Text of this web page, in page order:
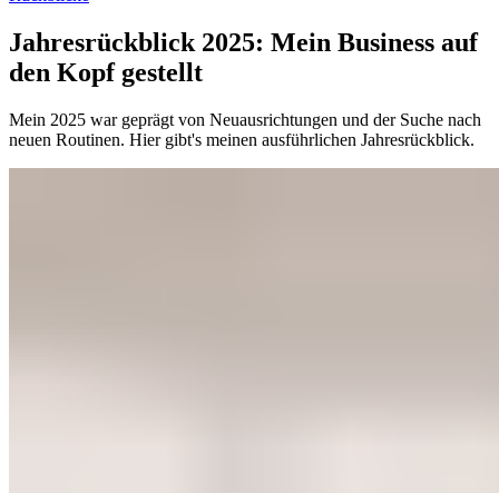
Jahresrückblick 2025: Mein Business auf
den Kopf gestellt
Mein 2025 war geprägt von Neuausrichtungen und der Suche nach
neuen Routinen. Hier gibt's meinen ausführlichen Jahresrückblick.